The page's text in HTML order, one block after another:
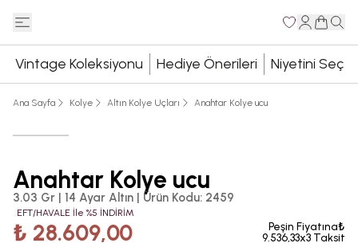
Vintage Koleksiyonu Hediye Önerileri Niyetini Seç
Ana Sayfa Kolye Altın Kolye Uçları Anahtar Kolye ucu
Anahtar Kolye ucu
3.03 Gr | 14 Ayar Altın | Ürün Kodu: 2459
EFT/HAVALE İle %5 İNDİRİM
₺ 28.609,00
Peşin Fiyatına₺
9.536,33x3 Taksit